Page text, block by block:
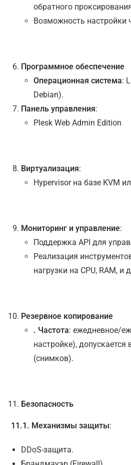
обратного
Возможность настройки
Программное обеспечение
Операционная система:
Debian).
Панель управления:
Plesk Web Admin Edition
Виртуализация:
Hypervisor на базе KVM
Мониторинг и управление:
Поддержка API для
Реализация
нагрузки на CPU, RAM, и
Резервное копирование
. Частота: ежедневное/
настройке),
(снимков).
Безопасность
11.1. Механизмы защиты:
DDoS-защита.